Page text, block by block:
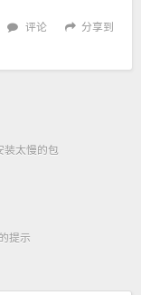
分享到
评论
太慢的包
提示